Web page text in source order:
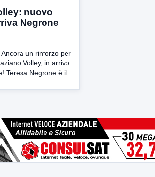
nuovo
Negrone
Ancora un rinforzo per
Volley, in arrivo
Teresa Negrone è il...